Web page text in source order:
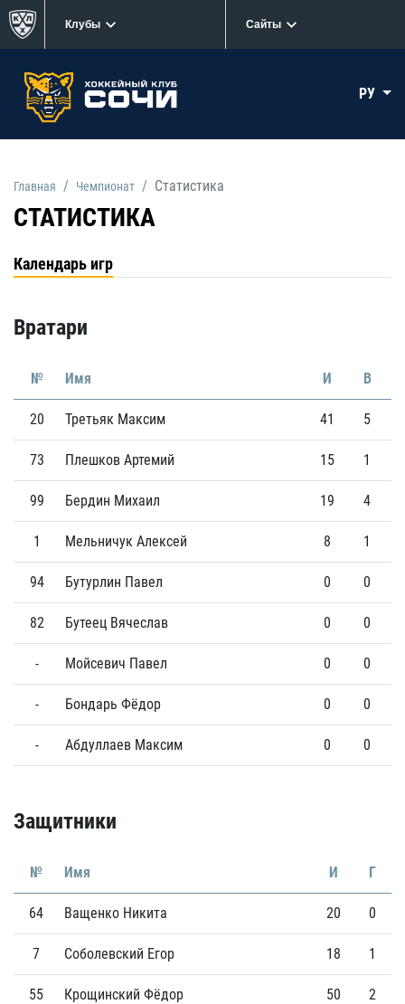
Клубы Сайты
РУ
Главная Чемпионат Статистика
СТАТИСТИКА
Календарь игр
Вратари
№ Имя И В
20 Третьяк Максим 41 5
73 Плешков Артемий 15 1
99 Бердин Михаил 19 4
1 Мельничук Алексей 8 1
94 Бутурлин Павел 0 0
82 Бутеец Вячеслав 0 0
- Мойсевич Павел 0 0
- Бондарь Фёдор 0 0
- Абдуллаев Максим 0 0
Защитники
№ Имя И Г
64 Ващенко Никита 20 0
7 Соболевский Егор 18 1
55 Крощинский Фёдор 50 2